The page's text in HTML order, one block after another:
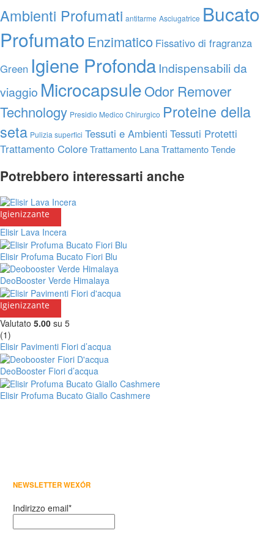
Ambienti Profumati antitarme Asciugatrice Bucato
Profumato Enzimatico Fissativo di fragranza
Green Igiene Profonda Indispensabili da
viaggio MicrocapsuleOdor Remover
Technology Presidio Medico Chirurgico Proteine della
seta Pulizia superfici Tessuti e Ambienti Tessuti Protetti
Trattamento ColoreTrattamento LanaTrattamento Tende
Potrebbero interessarti anche
Igienizzante
Elisir Lava Incera
Elisir Profuma Bucato Fiori Blu
DeoBooster Verde Himalaya
Igienizzante
Valutato 5.00 su 5
(1)
Elisir Pavimenti Fiori d’acqua
DeoBooster Fiori d’acqua
Elisir Profuma Bucato Giallo Cashmere
NEWSLETTER WEXÓR
Indirizzo email*